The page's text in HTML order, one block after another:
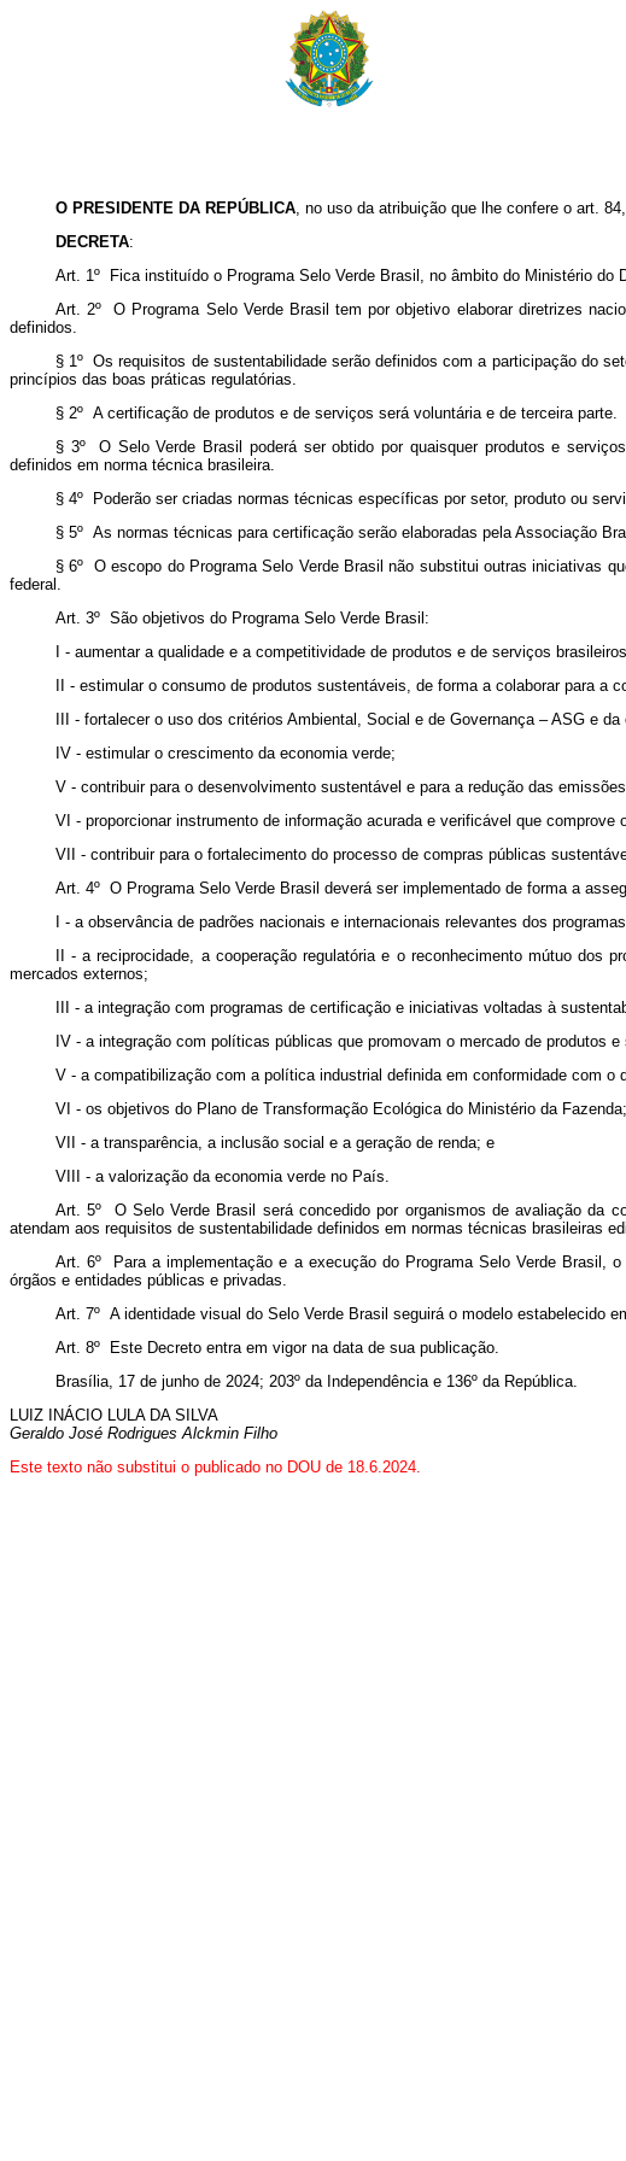
O PRESIDENTE DA REPÚBLICA, no uso da atribuição que lhe confere o art. 84,
DECRETA:
Art. 1º Fica instituído o Programa Selo Verde Brasil, no âmbito do Ministério do
Art. 2º O Programa Selo Verde Brasil tem por objetivo elaborar diretrizes
definidos.
§ 1º Os requisitos de sustentabilidade serão definidos com a participação do
princípios das boas práticas regulatórias.
§ 2º A certificação de produtos e de serviços será voluntária e de terceira parte.
§ 3º O Selo Verde Brasil poderá ser obtido por quaisquer produtos e
definidos em norma técnica brasileira.
§ 4º Poderão ser criadas normas técnicas específicas por setor, produto ou
§ 5º As normas técnicas para certificação serão elaboradas pela Associação
§ 6º O escopo do Programa Selo Verde Brasil não substitui outras iniciativas
federal.
Art. 3º São objetivos do Programa Selo Verde Brasil:
I - aumentar a qualidade e a competitividade de produtos e de serviços
II - estimular o consumo de produtos sustentáveis, de forma a colaborar para a
III - fortalecer o uso dos critérios Ambiental, Social e de Governança – ASG e
IV - estimular o crescimento da economia verde;
V - contribuir para o desenvolvimento sustentável e para a redução das
VI - proporcionar instrumento de informação acurada e verificável que
VII - contribuir para o fortalecimento do processo de compras públicas
Art. 4º O Programa Selo Verde Brasil deverá ser implementado de forma a
I - a observância de padrões nacionais e internacionais relevantes dos
II - a reciprocidade, a cooperação regulatória e o reconhecimento mútuo
mercados externos;
III - a integração com programas de certificação e iniciativas voltadas à
IV - a integração com políticas públicas que promovam o mercado de produtos
V - a compatibilização com a política industrial definida em conformidade com o
VI - os objetivos do Plano de Transformação Ecológica do Ministério da Fazenda;
VII - a transparência, a inclusão social e a geração de renda; e
VIII - a valorização da economia verde no País.
Art. 5º O Selo Verde Brasil será concedido por organismos de avaliação da
atendam aos requisitos de sustentabilidade definidos em normas técnicas brasileiras
Art. 6º Para a implementação e a execução do Programa Selo Verde Brasil,
órgãos e entidades públicas e privadas.
Art. 7º A identidade visual do Selo Verde Brasil seguirá o modelo estabelecido
Art. 8º Este Decreto entra em vigor na data de sua publicação.
Brasília, 17 de junho de 2024; 203º da Independência e 136º da República.
LUIZ INÁCIO LULA DA SILVA
Geraldo José Rodrigues Alckmin Filho
Este texto não substitui o publicado no DOU de 18.6.2024.